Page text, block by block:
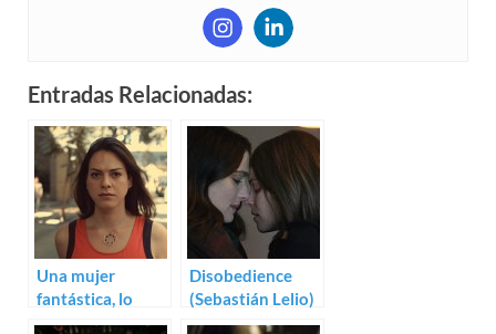
Entradas Relacionadas:
Una mujer
fantástica, lo
nuevo de
Disobedience
(Sebastián Lelio)